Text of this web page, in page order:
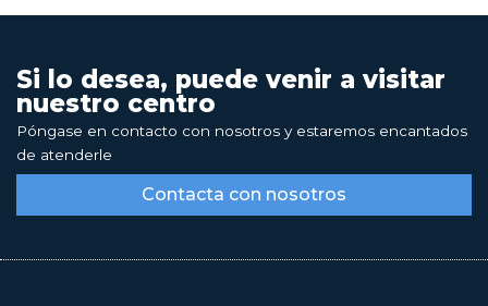
Si lo desea, puede venir a visitar
nuestro centro
Póngase en contacto con nosotros y estaremos encantados
de atenderle
Contacta con nosotros